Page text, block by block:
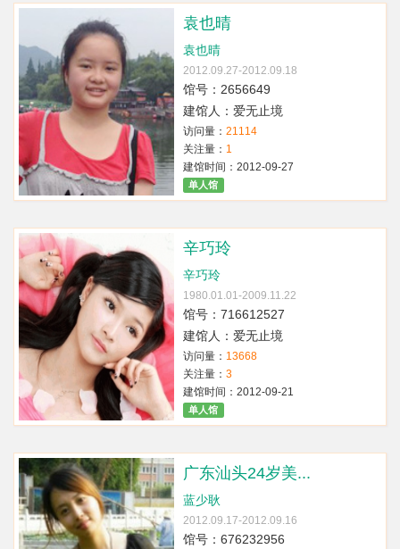
袁也晴
袁也晴
2012.09.27-2012.09.18
馆号：2656649
建馆人：爱无止境
访问量： 21114
关注量： 1
建馆时间：2012-09-27
单人馆
辛巧玲
辛巧玲
1980.01.01-2009.11.22
馆号：716612527
建馆人：爱无止境
访问量： 13668
关注量： 3
建馆时间：2012-09-21
单人馆
广东汕头24岁美...
蓝少耿
2012.09.17-2012.09.16
馆号：676232956